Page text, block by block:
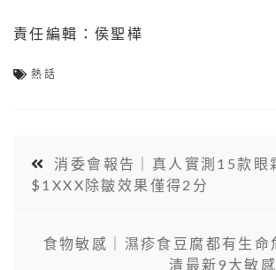
責任編輯：侯聖樺
熱話
消委會報告｜真人實測15款眼
$1XXX除皺效果僅得2分
食物敏感｜濕疹食豆腐都有生命
清最新9大敏